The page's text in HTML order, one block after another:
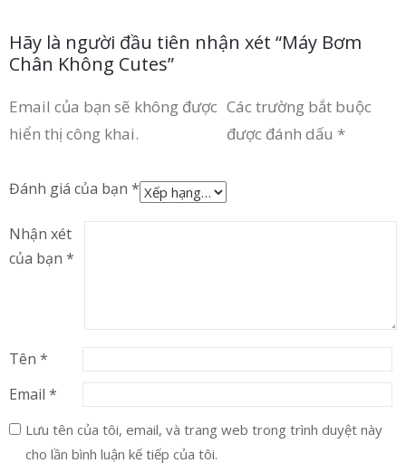
Hãy là người đầu tiên nhận xét “Máy Bơm
Chân Không Cutes”
Email của bạn sẽ không được
hiển thị công khai.
Các trường bắt buộc
được đánh dấu *
Đánh giá của bạn *
Nhận xét
của bạn *
Tên *
Email *
Lưu tên của tôi, email, và trang web trong trình duyệt này
cho lần bình luận kế tiếp của tôi.